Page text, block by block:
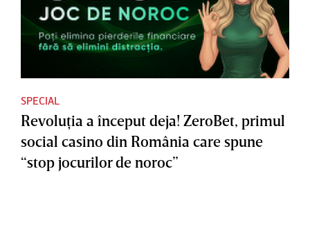
SPECIAL
Revoluţia a început deja! ZeroBet, primul
social casino din România care spune
“stop jocurilor de noroc”